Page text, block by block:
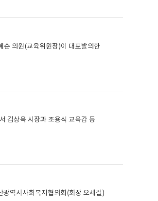
순 의원(교육위원장)이 대표발의한
김상욱 시장과 조용식 교육감 등
광역시사회복지협의회(회장 오세걸)